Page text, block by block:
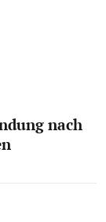
nach